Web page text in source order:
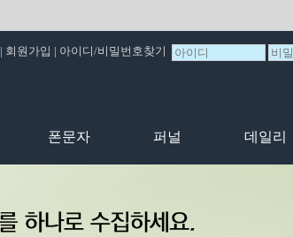
| 회원가입 | 아이디/비밀번호찾기
폰문자 퍼널 데일리